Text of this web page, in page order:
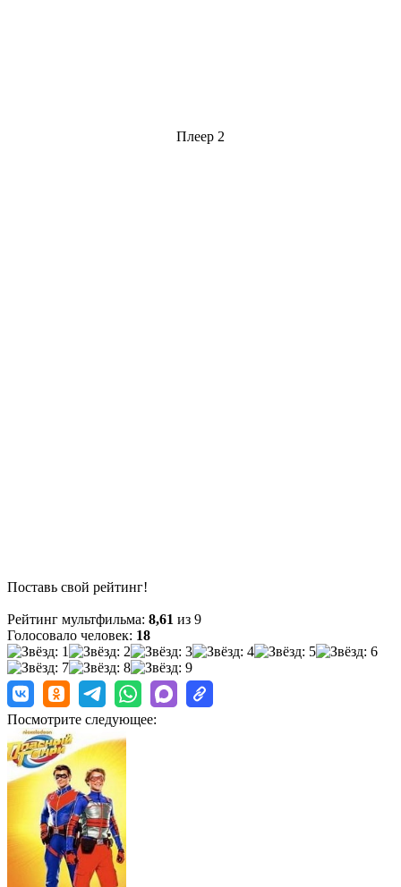
Плеер 2
Поставь свой рейтинг!
Рейтинг мультфильма: 8,61 из 9
Голосовало человек: 18
Посмотрите следующее: